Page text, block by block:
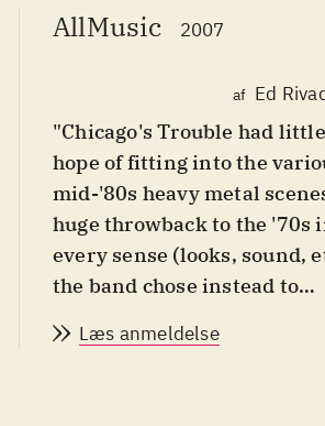
AllMusic
2007
af Ed
"Chicago's Trouble had little
hope of fitting into the
mid-'80s heavy metal
huge throwback to the '70s
every sense (looks, sound,
the band chose instead to
teachings for the new
Læs anmeldelse